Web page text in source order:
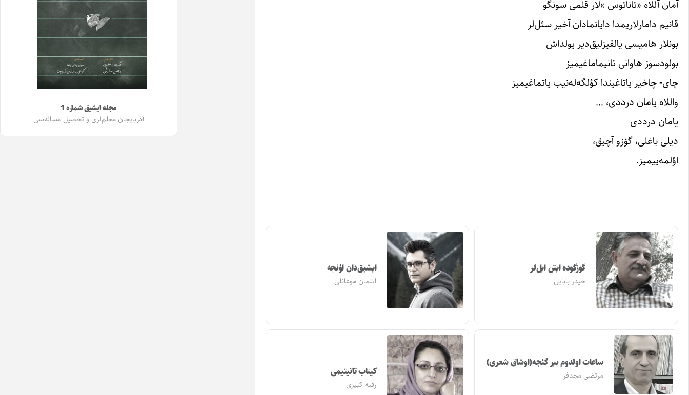
آمان آللاه «تاناتوس »‌لار قلمی سونگو
قانیم دامار‌لاریمدا دایانمادان آخیر سئل‌لر
بونلار هامیسی یالقیزلیق‌دیر یولداش
بولودسوز هاوانی تانیماماغیمیز
چای- چاخیر یاتاغیندا کؤلگه‌له‌نیب یاتماغیمیز
واللاه یامان درددی، …
یامان درددی
دیلی باغلی، گؤزو آچیق،
اؤلمه‌ییمیز.
گوزگوده ایتن ایل‌لر
حیدر بابایی
ایشیق‌دان اؤنجه
ائلمان موغانلی
ساعات اولدوم بیر گئجه(اوشاق شعری)
مرتضی مجدفر کیتاب تانیتیمی
رقیه کبیری
مجله ایشیق شماره 1
آذربایجان معلم‌لری و تحصیل مساله‌سی